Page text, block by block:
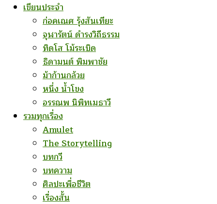
เขียนประจำ
ก่อคเณศ รุ้งสันเทียะ
จุฬารัตน์ ดำรงวิถีธรรม
ทิดโส โม้ระเบิด
ธิดามนต์ พิมพาชัย
ม้าก้านกล้วย
หนึ่ง น้ำโขง
อรรณพ นิพิทเมธาวี
รวมทุกเรื่อง
Amulet
The Storytelling
บทกวี
บทความ
ศิลปะเพื่อชีวิต
เรื่องสั้น